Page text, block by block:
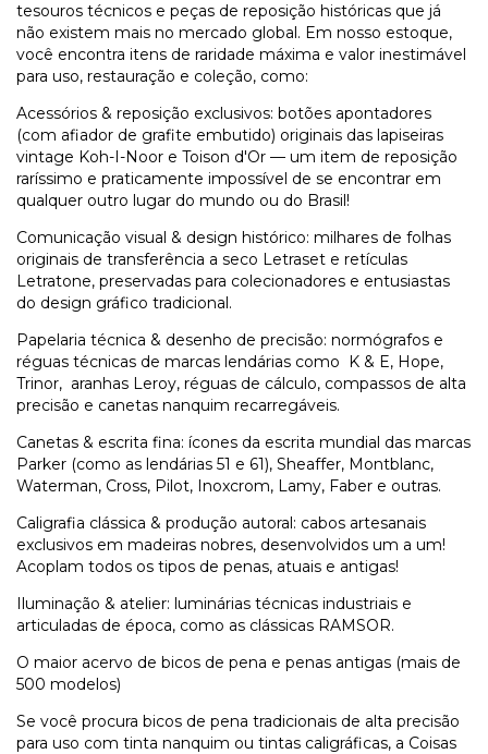
tesouros técnicos e peças de reposição históricas que já
não existem mais no mercado global. Em nosso estoque,
você encontra itens de raridade máxima e valor inestimável
para uso, restauração e coleção, como:
Acessórios & reposição exclusivos: botões apontadores
(com afiador de grafite embutido) originais das lapiseiras
vintage Koh-I-Noor e Toison d'Or — um item de reposição
raríssimo e praticamente impossível de se encontrar em
qualquer outro lugar do mundo ou do Brasil!
Comunicação visual & design histórico: milhares de folhas
originais de transferência a seco Letraset e retículas
Letratone, preservadas para colecionadores e entusiastas
do design gráfico tradicional.
Papelaria técnica & desenho de precisão: normógrafos e
réguas técnicas de marcas lendárias como K & E, Hope,
Trinor, aranhas Leroy, réguas de cálculo, compassos de alta
precisão e canetas nanquim recarregáveis.
Canetas & escrita fina: ícones da escrita mundial das marcas
Parker (como as lendárias 51 e 61), Sheaffer, Montblanc,
Waterman, Cross, Pilot, Inoxcrom, Lamy, Faber e outras.
Caligrafia clássica & produção autoral: cabos artesanais
exclusivos em madeiras nobres, desenvolvidos um a um!
Acoplam todos os tipos de penas, atuais e antigas!
Iluminação & atelier: luminárias técnicas industriais e
articuladas de época, como as clássicas RAMSOR.
O maior acervo de bicos de pena e penas antigas (mais de
500 modelos)
Se você procura bicos de pena tradicionais de alta precisão
para uso com tinta nanquim ou tintas caligráficas, a Coisas